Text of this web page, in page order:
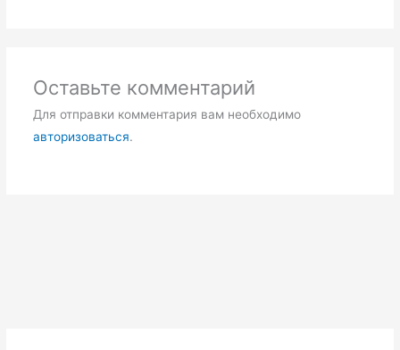
Оставьте комментарий
Для отправки комментария вам необходимо
авторизоваться.